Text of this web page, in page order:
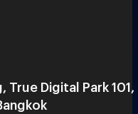
Digital Park 101,